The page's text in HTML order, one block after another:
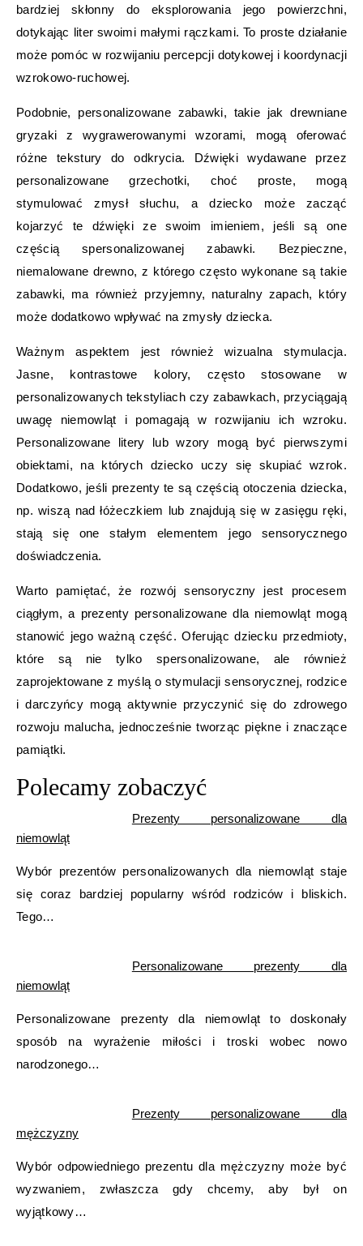
bardziej skłonny do eksplorowania jego powierzchni,
dotykając liter swoimi małymi rączkami. To proste działanie
może pomóc w rozwijaniu percepcji dotykowej i koordynacji
wzrokowo-ruchowej.
Podobnie, personalizowane zabawki, takie jak drewniane
gryzaki z wygrawerowanymi wzorami, mogą oferować
różne tekstury do odkrycia. Dźwięki wydawane przez
personalizowane grzechotki, choć proste, mogą
stymulować zmysł słuchu, a dziecko może zacząć
kojarzyć te dźwięki ze swoim imieniem, jeśli są one
częścią spersonalizowanej zabawki. Bezpieczne,
niemalowane drewno, z którego często wykonane są takie
zabawki, ma również przyjemny, naturalny zapach, który
może dodatkowo wpływać na zmysły dziecka.
Ważnym aspektem jest również wizualna stymulacja.
Jasne, kontrastowe kolory, często stosowane w
personalizowanych tekstyliach czy zabawkach, przyciągają
uwagę niemowląt i pomagają w rozwijaniu ich wzroku.
Personalizowane litery lub wzory mogą być pierwszymi
obiektami, na których dziecko uczy się skupiać wzrok.
Dodatkowo, jeśli prezenty te są częścią otoczenia dziecka,
np. wiszą nad łóżeczkiem lub znajdują się w zasięgu ręki,
stają się one stałym elementem jego sensorycznego
doświadczenia.
Warto pamiętać, że rozwój sensoryczny jest procesem
ciągłym, a prezenty personalizowane dla niemowląt mogą
stanowić jego ważną część. Oferując dziecku przedmioty,
które są nie tylko spersonalizowane, ale również
zaprojektowane z myślą o stymulacji sensorycznej, rodzice
i darczyńcy mogą aktywnie przyczynić się do zdrowego
rozwoju malucha, jednocześnie tworząc piękne i znaczące
pamiątki.
Polecamy zobaczyć
Prezenty personalizowane dla
niemowląt
Wybór prezentów personalizowanych dla niemowląt staje
się coraz bardziej popularny wśród rodziców i bliskich.
Tego…
Personalizowane prezenty dla
niemowląt
Personalizowane prezenty dla niemowląt to doskonały
sposób na wyrażenie miłości i troski wobec nowo
narodzonego…
Prezenty personalizowane dla
mężczyzny
Wybór odpowiedniego prezentu dla mężczyzny może być
wyzwaniem, zwłaszcza gdy chcemy, aby był on
wyjątkowy…